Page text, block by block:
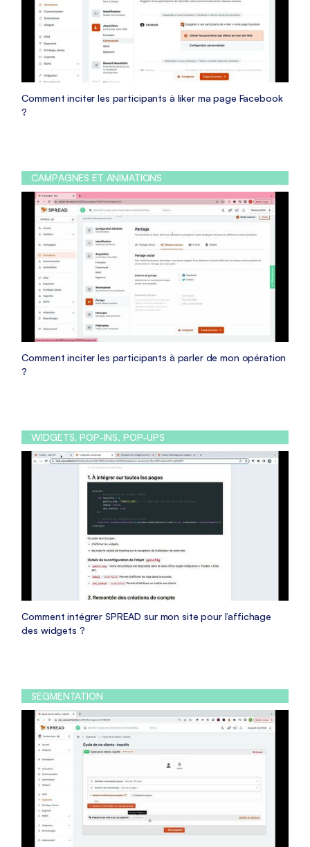
Comment inciter les participants à liker ma page Facebook
?
CAMPAGNES ET ANIMATIONS
Comment inciter les participants à parler de mon opération
?
WIDGETS, POP-INS, POP-UPS
Comment intégrer SPREAD sur mon site pour l’affichage
des widgets ?
SEGMENTATION